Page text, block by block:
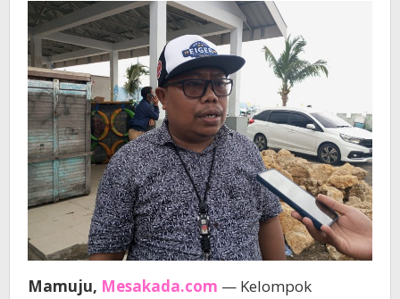
C
Pemberitahuan
Mamuju, Mesakada.com — Kelompok